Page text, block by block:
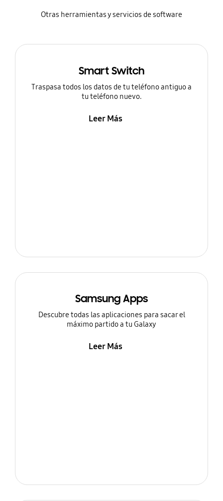
Otras herramientas y servicios de software
Smart Switch
Traspasa todos los datos de tu teléfono antiguo a
tu teléfono nuevo.
Leer Más
Samsung Apps
Descubre todas las aplicaciones para sacar el
máximo partido a tu Galaxy
Leer Más